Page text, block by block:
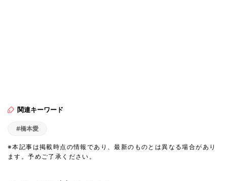
関連キーワード
#橋本愛
※本記事は掲載時点の情報であり、最新のものとは異なる場合があり
ます。予めご了承ください。